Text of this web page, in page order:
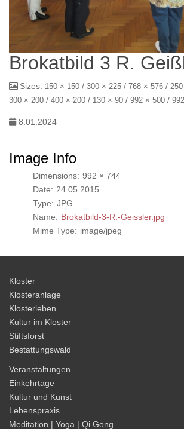
Brokatbild 3 R.
Sizes: 150 × 150 / 300 × 225 / 768 × 576 /
300 × 200 / 400 × 200 / 130 × 90 / 992 × 500 /
8.01.2024
Image Info
Dimensions: 992 × 744
Date: 24.05.2015
Type: JPG
Name: Brokatbild-3-R.-Geissler.jpg
Mime Type: image/jpeg
Kloster
Klosteranlage
Klosterleben
Kultur im Kloster
Stiftsforst
Bestattungswald
Veranstaltungen
Einkehrtage
Kultur und Kunst
Lebenspraxis
Meditation | Yoga | Qi Gong